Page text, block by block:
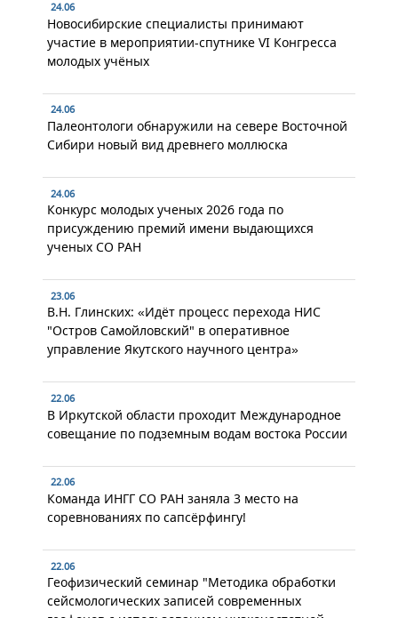
24.06
Новосибирские специалисты принимают
участие в мероприятии-спутнике VI Конгресса
молодых учёных
24.06
Палеонтологи обнаружили на севере Восточной
Сибири новый вид древнего моллюска
24.06
Конкурс молодых ученых 2026 года по
присуждению премий имени выдающихся
ученых СО РАН
23.06
В.Н. Глинских: «Идёт процесс перехода НИС
"Остров Самойловский" в оперативное
управление Якутского научного центра»
22.06
В Иркутской области проходит Международное
совещание по подземным водам востока России
22.06
Команда ИНГГ СО РАН заняла 3 место на
соревнованиях по сапсёрфингу!
22.06
Геофизический семинар "Методика обработки
сейсмологических записей современных